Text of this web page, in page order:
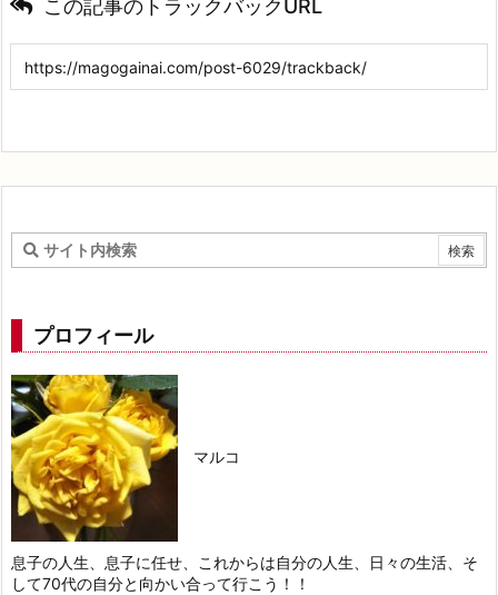
この記事のトラックバックURL
プロフィール
マルコ
息子の人生、息子に任せ、これからは自分の人生、日々の生活、そ
して70代の自分と向かい合って行こう！！